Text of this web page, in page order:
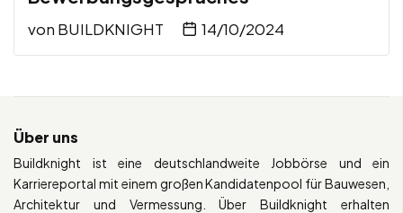
von BUILDKNIGHT 14/10/2024
Über uns
Buildknight ist eine deutschlandweite Jobbörse und ein
Karriereportal mit einem großen Kandidatenpool für Bauwesen,
Architektur und Vermessung. Über Buildknight erhalten